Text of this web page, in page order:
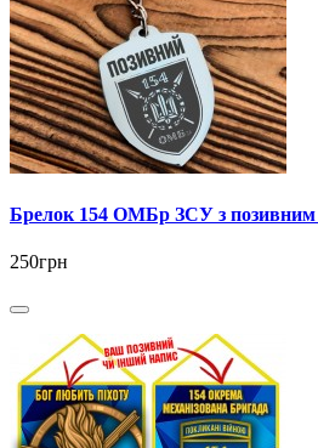
Брелок 154 ОМБр ЗСУ з позивним
250грн